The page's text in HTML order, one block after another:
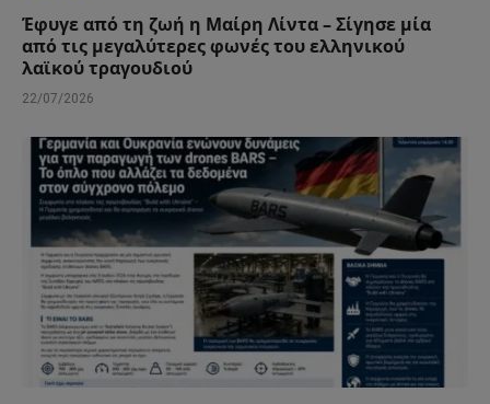
Έφυγε από τη ζωή η Μαίρη Λίντα – Σίγησε μία
από τις μεγαλύτερες φωνές του ελληνικού
λαϊκού τραγουδιού
22/07/2026